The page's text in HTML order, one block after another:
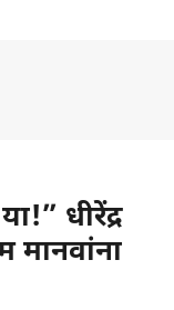
धीरेंद्र
मानवांना